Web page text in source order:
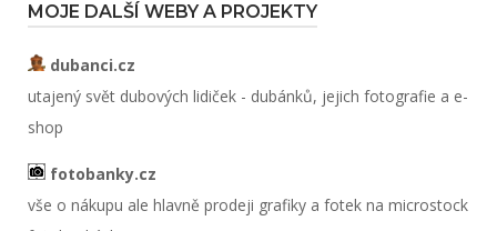
MOJE DALŠÍ WEBY A PROJEKTY
dubanci.cz
utajený svět dubových lidiček - dubánků, jejich fotografie a e-
shop
fotobanky.cz
vše o nákupu ale hlavně prodeji grafiky a fotek na microstock